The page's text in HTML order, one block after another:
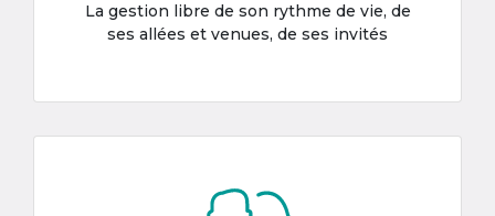
La gestion libre de son rythme de vie, de
ses allées et venues, de ses invités